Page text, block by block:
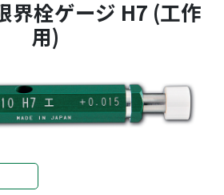
界栓ゲージ H7 (工作
用)